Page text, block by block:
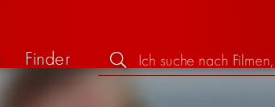
Finder